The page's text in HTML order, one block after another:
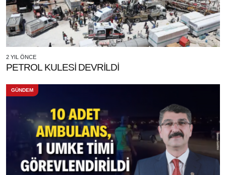
2 YIL ÖNCE
PETROL KULESİ DEVRİLDİ
GÜNDEM